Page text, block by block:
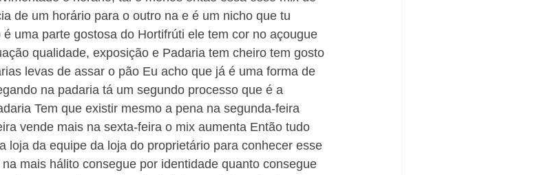
de um horário para o outro na e é um nicho que tu
uma parte gostosa do Hortifrúti ele tem cor no açougue
qualidade, exposição e Padaria tem cheiro tem gosto
levas de assar o pão Eu acho que já é uma forma de
na padaria tá um segundo processo que é a
Tem que existir mesmo a pena na segunda-feira
vende mais na sexta-feira o mix aumenta Então tudo
loja da equipe da loja do proprietário para conhecer esse
mais hálito consegue por identidade quanto consegue